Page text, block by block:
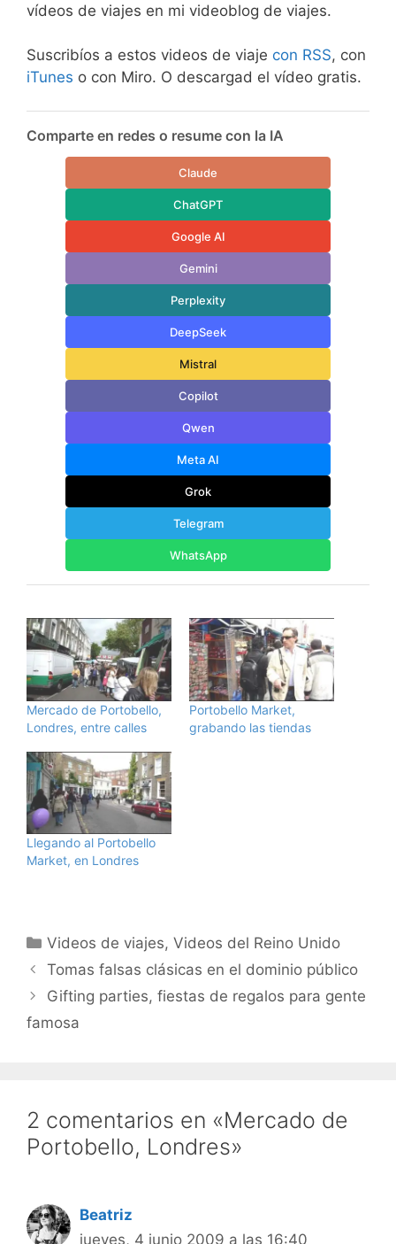
vídeos de viajes en mi videoblog de viajes.
Suscribíos a estos videos de viaje con RSS, con
iTunes o con Miro. O descargad el vídeo gratis.
Comparte en redes o resume con la IA
Claude
ChatGPT
Google AI
Gemini
Perplexity
DeepSeek
Mistral
Copilot
Qwen
Meta AI
Grok
Telegram
WhatsApp
Mercado de Portobello,
Londres, entre calles
Portobello Market,
grabando las tiendas
Llegando al Portobello
Market, en Londres
Categorías
Videos de viajes,Videos del Reino Unido
Tomas falsas clásicas en el dominio público
Gifting parties, fiestas de regalos para gente
famosa
2 comentarios en «Mercado de
Portobello, Londres»
Beatriz
jueves, 4 junio 2009 a las 16:40